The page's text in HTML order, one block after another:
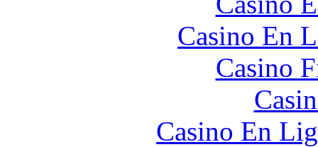
Casino En
Casino
Casino En